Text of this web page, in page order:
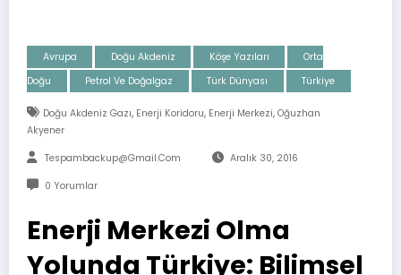
Avrupa Doğu Akdeniz Köşe Yazıları
Orta
Doğu
Petrol Ve Doğalgaz Türk Dünyası Türkiye
Doğu Akdeniz Gazı, Enerji Koridoru, Enerji Merkezi, Oğuzhan
Akyener
Tespambackup@gmail.com Aralık 30, 2016
0 Yorumlar
Enerji Merkezi Olma
Yolunda Türkiye: Bilimsel